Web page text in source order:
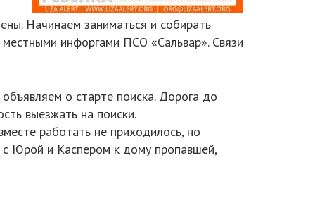
Начинаем заниматься и собирать
инфоргами ПСО «Сальвар». Связи
о старте поиска. Дорога до
выезжать на поиски.
работать не приходилось, но
Юрой и Каспером к дому пропавшей,